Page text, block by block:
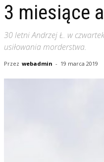
3 miesiące
30 letni Andrzej Ł. w
usiłowania morderstwa.
Przez webadmin - 19 marca 2019